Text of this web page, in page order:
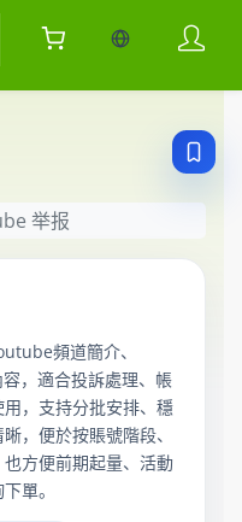
当前语言：中
举报
頻道簡介、
，適合投訴處理、帳
，支持分批安排、穩
，便於按賬號階段、
方便前期起量、活動
單。